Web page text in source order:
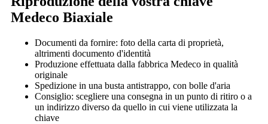
Medeco Biaxiale
Documenti da fornire: foto della carta di proprietà,
altrimenti documento d'identità
Produzione effettuata dalla fabbrica Medeco in qualità
originale
Spedizione in una busta antistrappo, con bolle d'aria
Consiglio: scegliere una consegna in un punto di ritiro o a
un indirizzo diverso da quello in cui viene utilizzata la
chiave